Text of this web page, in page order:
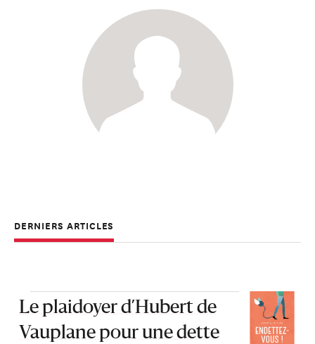
DERNIERS ARTICLES
Le plaidoyer d’Hubert de
Vauplane pour une dette